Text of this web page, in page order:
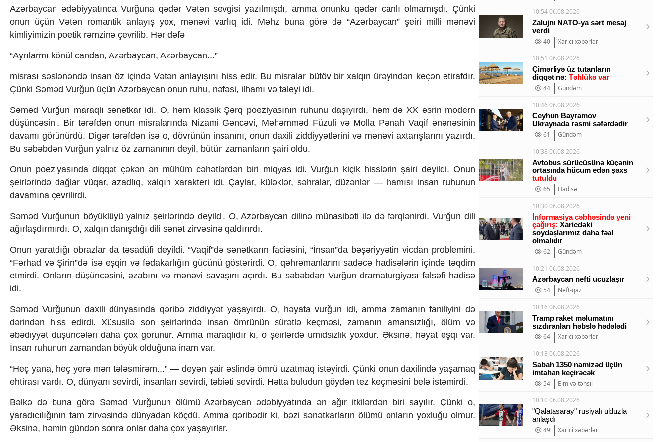
Hadisə
Sağlamlıq
Sosium
Mənəvi dəyərlər
Texnologiya
Əlaqə
Missiyamız
Azərbaycan ədəbiyyatında Vurğuna qədər Vətən sevgisi yazılmışdı, amma onunku qədər canlı olmamışdı. Çünki
onun üçün Vətən romantik anlayış yox, mənəvi varlıq idi. Məhz buna görə də “Azərbaycan” şeiri milli mənəvi
kimliyimizin poetik rəmzinə çevrilib. Hər dəfə
“Ayrılarmı könül candan, Azərbaycan, Azərbaycan...”
misrası səslənəndə insan öz içində Vətən anlayışını hiss edir. Bu misralar bütöv bir xalqın ürəyindən keçən etirafdır.
Çünki Səməd Vurğun üçün Azərbaycan onun ruhu, nəfəsi, ilhamı və taleyi idi.
Səməd Vurğun maraqlı sənətkar idi. O, həm klassik Şərq poeziyasının ruhunu daşıyırdı, həm də XX əsrin modern
düşüncəsini. Bir tərəfdən onun misralarında Nizami Gəncəvi, Məhəmməd Füzuli və Molla Pənah Vaqif ənənəsinin
davamı görünürdü. Digər tərəfdən isə o, dövrünün insanını, onun daxili ziddiyyətlərini və mənəvi axtarışlarını yazırdı.
Bu səbəbdən Vurğun yalnız öz zamanının deyil, bütün zamanların şairi oldu.
Onun poeziyasında diqqət çəkən ən mühüm cəhətlərdən biri miqyas idi. Vurğun kiçik hisslərin şairi deyildi. Onun
şeirlərində dağlar vüqar, azadlıq, xalqın xarakteri idi. Çaylar, küləklər, səhralar, düzənlər — hamısı insan ruhunun
davamına çevrilirdi.
Səməd Vurğunun böyüklüyü yalnız şeirlərində deyildi. O, Azərbaycan dilinə münasibəti ilə də fərqlənirdi. Vurğun dili
ağırlaşdırmırdı. O, xalqın danışdığı dili sənət zirvəsinə qaldırırdı.
Onun yaratdığı obrazlar da təsadüfi deyildi. “Vaqif”də sənətkarın faciəsini, “İnsan”da bəşəriyyətin vicdan problemini,
“Fərhad və Şirin”də isə eşqin və fədakarlığın gücünü göstərirdi. O, qəhrəmanlarını sadəcə hadisələrin içində təqdim
etmirdi. Onların düşüncəsini, əzabını və mənəvi savaşını açırdı. Bu səbəbdən Vurğun dramaturgiyası fəlsəfi hadisə
idi.
Səməd Vurğunun daxili dünyasında qəribə ziddiyyət yaşayırdı. O, həyata vurğun idi, amma zamanın faniliyini də
dərindən hiss edirdi. Xüsusilə son şeirlərində insan ömrünün sürətlə keçməsi, zamanın amansızlığı, ölüm və
əbədiyyət düşüncələri daha çox görünür. Amma maraqlıdır ki, o şeirlərdə ümidsizlik yoxdur. Əksinə, həyat eşqi var.
İnsan ruhunun zamandan böyük olduğuna inam var.
“Heç yana, heç yerə mən tələsmirəm...” — deyən şair əslində ömrü uzatmaq istəyirdi. Çünki onun daxilində yaşamaq
ehtirası vardı. O, dünyanı sevirdi, insanları sevirdi, təbiəti sevirdi. Hətta buludun göydən tez keçməsini belə istəmirdi.
Bəlkə də buna görə Səməd Vurğunun ölümü Azərbaycan ədəbiyyatında ən ağır itkilərdən biri sayılır. Çünki o,
yaradıcılığının tam zirvəsində dünyadan köçdü. Amma qəribədir ki, bəzi sənətkarların ölümü onların yoxluğu olmur.
Əksinə, həmin gündən sonra onlar daha çox yaşayırlar.
10:54 06.08.2026
Zalujnı NATO-ya sərt mesaj
verdi
40
Xarici xəbərlər
10:51 06.08.2026
Çimərliyə üz tutanların
diqqətinə: Təhlükə var
44
Gündəm
10:46 06.08.2026
Ceyhun Bayramov
Ukraynada rəsmi səfərdədir
61
Gündəm
10:38 06.08.2026
Avtobus sürücüsünə küçənin
ortasında hücum edən şəxs
tutuldu
65
Hadisə
10:30 06.08.2026
İnformasiya cəbhəsində yeni
çağırış: Xaricdəki
soydaşlarımız daha fəal
olmalıdır
62
Gündəm
10:21 06.08.2026
Azərbaycan nefti ucuzlaşır
54
Neft-qaz
10:16 06.08.2026
Tramp raket məlumatını
sızdıranları həbslə hədələdi
64
Xarici xəbərlər
10:13 06.08.2026
Sabah 1350 namizəd üçün
imtahan keçirəcək
54
Elm və təhsil
10:10 06.08.2026
"Qalatasaray" rusiyalı ulduzla
anlaşdı
49
Xarici xəbərlər